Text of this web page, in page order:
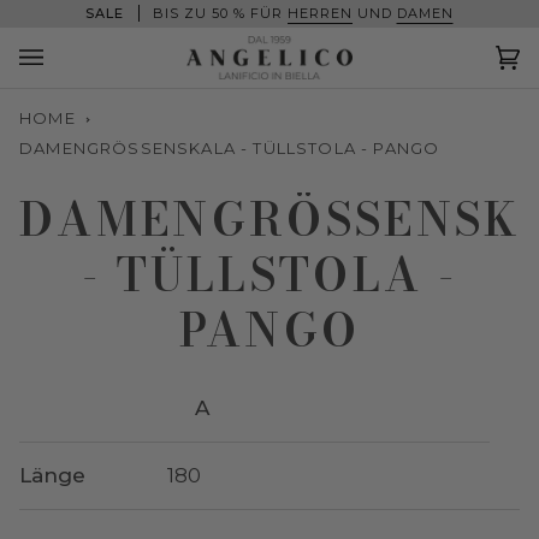
Inhalt
SALE BIS ZU 50 % FÜR HERREN UND DAMEN
HOME
DAMENGRÖSSENSKALA - TÜLLSTOLA - PANGO
TÜLLSTOLA - P
ANGO
A
Länge 180